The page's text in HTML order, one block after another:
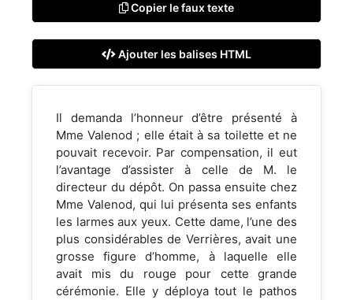
Copier le faux texte
Ajouter les balises HTML
Il demanda l’honneur d’être présenté à
Mme Valenod ; elle était à sa toilette et ne
pouvait recevoir. Par compensation, il eut
l’avantage d’assister à celle de M. le
directeur du dépôt. On passa ensuite chez
Mme Valenod, qui lui présenta ses enfants
les larmes aux yeux. Cette dame, l’une des
plus considérables de Verrières, avait une
grosse figure d’homme, à laquelle elle
avait mis du rouge pour cette grande
cérémonie. Elle y déploya tout le pathos